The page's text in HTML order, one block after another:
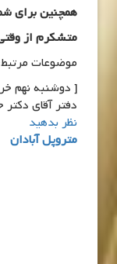
همچنین برای
متشکرم از
موضوعات
دفتر آقای
نظر بدهید
متروپل آبادان